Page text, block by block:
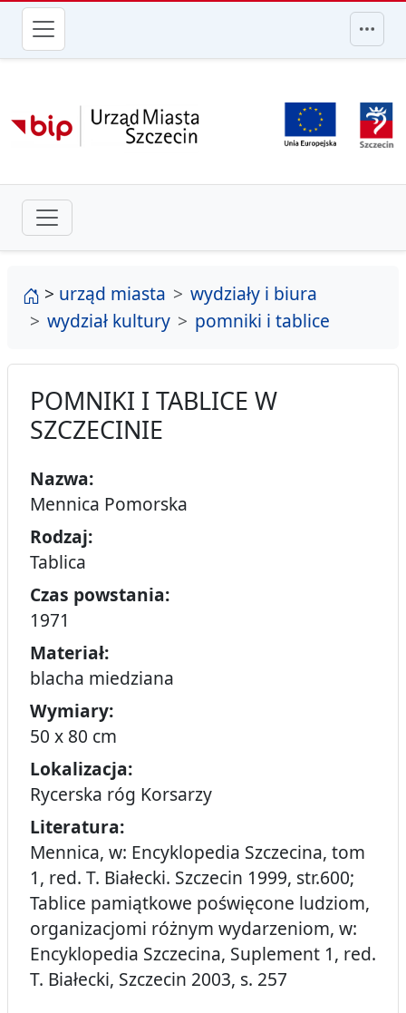
przejdź do głównego menu
strona główna
> urząd miasta
wydziały i biura
wydział kultury
pomniki i tablice
POMNIKI I TABLICE W
SZCZECINIE
Nazwa:
Mennica Pomorska
Rodzaj:
Tablica
Czas powstania:
1971
Materiał:
blacha miedziana
Wymiary:
50 x 80 cm
Lokalizacja:
Rycerska róg Korsarzy
Literatura:
Mennica, w: Encyklopedia Szczecina, tom
1, red. T. Białecki. Szczecin 1999, str.600;
Tablice pamiątkowe poświęcone ludziom,
organizacjomi różnym wydarzeniom, w:
Encyklopedia Szczecina, Suplement 1, red.
T. Białecki, Szczecin 2003, s. 257